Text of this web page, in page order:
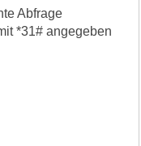
Abfrage
*31# angegeben